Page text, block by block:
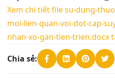
Xem chi tiết file su-dung-
moi-lien-quan-voi-dot-cap-
nhan-xo-gan-tien-trien.docx
Chia sẻ: